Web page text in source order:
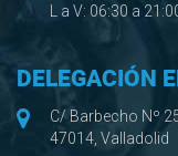
L a V: 06:30 a
DELEGACIÓN
C/ Barbecho Nº
47014, Valladolid